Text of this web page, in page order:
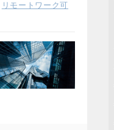
リモートワーク可